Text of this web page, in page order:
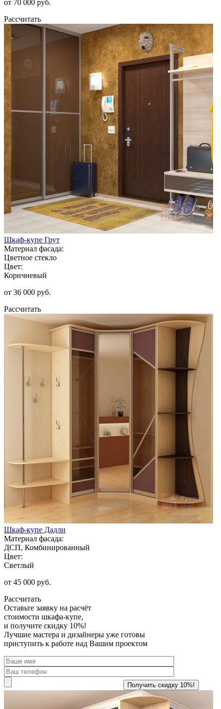
от 70 000 руб.
Рассчитать
Шкаф-купе Грут
Материал фасада:
Цветное стекло
Цвет:
Коричневый
от 36 000 руб.
Рассчитать
Шкаф-купе Дадли
Материал фасада:
ДСП, Комбинированный
Цвет:
Светлый
от 45 000 руб.
Рассчитать
Оставьте заявку на расчёт
стоимости шкафа-купе,
и получите скидку 10%!
Лучшие мастера и дизайнеры уже готовы
приступить к работе над Вашим проектом